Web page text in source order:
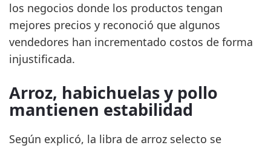
los negocios donde los productos tengan
mejores precios y reconoció que algunos
vendedores han incrementado costos de forma
injustificada.
Arroz, habichuelas y pollo
mantienen estabilidad
Según explicó, la libra de arroz selecto se